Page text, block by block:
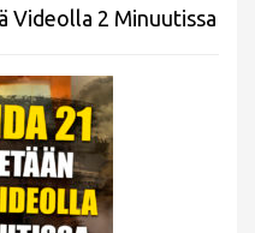
Videolla 2 Minuutissa